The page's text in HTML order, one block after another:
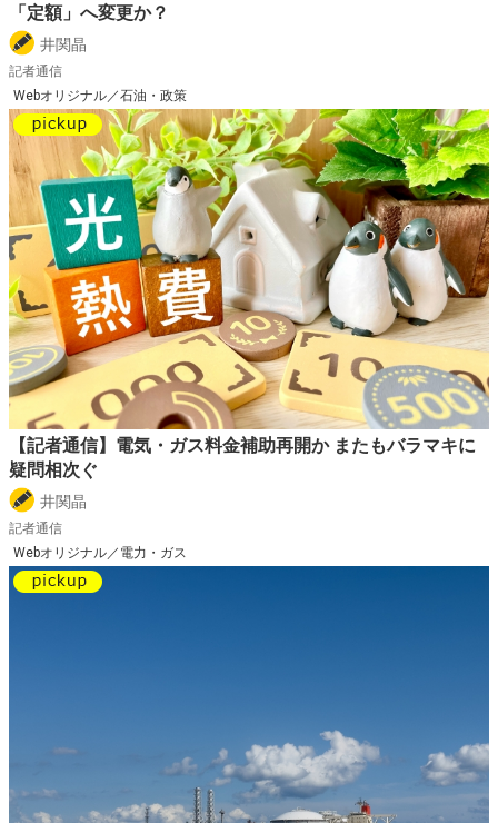
「定額」へ変更か？
井関晶
記者通信
Webオリジナル／石油・政策
【記者通信】電気・ガス料金補助再開か またもバラマキに
疑問相次ぐ
井関晶
記者通信
Webオリジナル／電力・ガス